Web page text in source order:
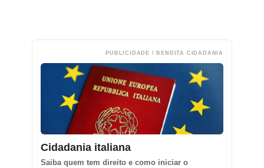
PUBLICIDADE / BENDITA CIDADANIA
Cidadania italiana
Saiba quem tem direito e como iniciar o